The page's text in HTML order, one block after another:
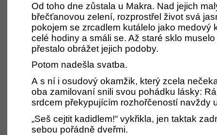
Od toho dne zůstala u Makra. Nad jejich
břečťanovou zelení, rozprostřel život svá
pokojem se zrcadlem kutálelo jako medový
celé hodiny a smáli se. Až staré sklo
přestalo obrážet jejich podoby.
Potom nadešla svatba.
A s ní i osudový okamžik, který zcela
oba zamilovaní snili svou pohádku lásky:
srdcem překypujícím rozhořčeností navždy
„Seš cejtit kadidlem!“ vykřikla, jen taktak
sebou pořádně dveřmi.